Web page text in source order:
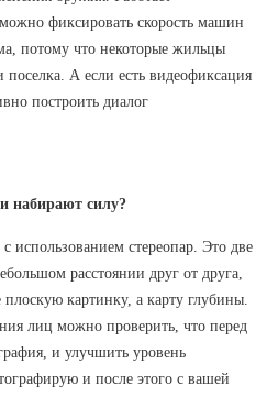
фиксировать скорость машин
потому что некоторые жильцы
А если есть видеофиксация
построить диалог
набирают силу?
стереопар. Это две
расстоянии друг от друга,
картинку, а карту глубины.
лиц можно проверить, что перед
и улучшить уровень
и после этого с вашей